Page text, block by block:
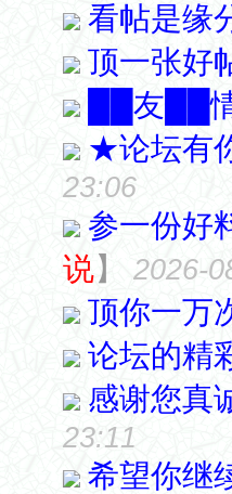
看帖是缘
顶一张好
██友██
★论坛
23:06
参一份好
说】 2026-
顶你一万
论坛的精
感谢您真
23:11
希望你继